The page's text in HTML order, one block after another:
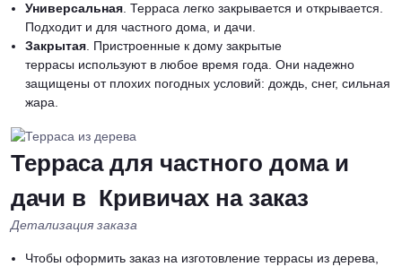
Универсальная. Терраса легко закрывается и открывается.
Подходит и для частного дома, и дачи.
Закрытая. Пристроенные к дому закрытые
террасы используют в любое время года. Они надежно
защищены от плохих погодных условий: дождь, снег, сильная
жара.
Терраса для частного дома и
дачи в Кривичах на заказ
Детализация заказа
Чтобы оформить заказ на изготовление террасы из дерева,